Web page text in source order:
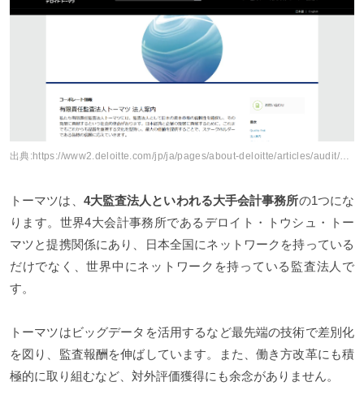
出典:https://www2.deloitte.com/jp/ja/pages/about-deloitte/articles/audit/audit.html
トーマツは、 4大監査法人といわれる大手会計事務所の1つにな
ります。世界4大会計事務所であるデロイト・トウシュ・トー
マツと提携関係にあり、日本全国にネットワークを持っている
だけでなく、世界中にネットワークを持っている監査法人で
す。
トーマツはビッグデータを活用するなど最先端の技術で差別化
を図り、監査報酬を伸ばしています。また、働き方改革にも積
極的に取り組むなど、対外評価獲得にも余念がありません。